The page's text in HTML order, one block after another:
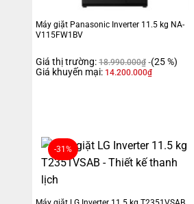
Máy giặt Panasonic Inverter 11.5 kg NA-
V115FW1BV
Giá thị trường: 18.990.000₫ (25 %)
Giá khuyến mại: 14.200.000₫
-31%